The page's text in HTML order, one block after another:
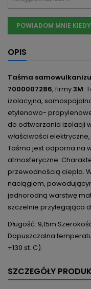
POWIADOM MNIE
OPIS
Taśma
7000007286, firmy3M.
izolacyjna,
etylenowo-
do odtwarzania izolacji
właściwości
Taśma jest odporna na
atmosferyczne.
przewodnością ciepła.
naciągiem,
jednorodną warstwę
szczelnie przylegająca
Długość: 9,15m
Dopuszczalna
+130 st. C).
SZCZEGÓŁY